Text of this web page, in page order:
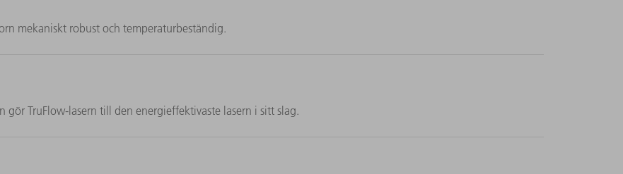
mekaniskt robust och temperaturbeständig.
TruFlow-lasern till den energieffektivaste lasern i sitt slag.